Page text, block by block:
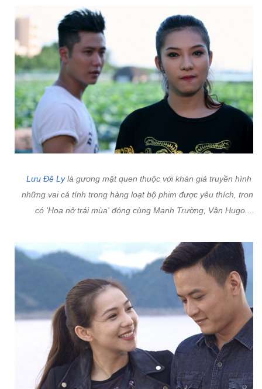
Lưu Đê Lylà gương mặt quen thuộc với khán giả truyền hình
những vai cá tính trong hàng loạt bộ phim được yêu thích, trong
có 'Hoa nở trái mùa' đóng cùng Mạnh Trường, Vân Hugo....